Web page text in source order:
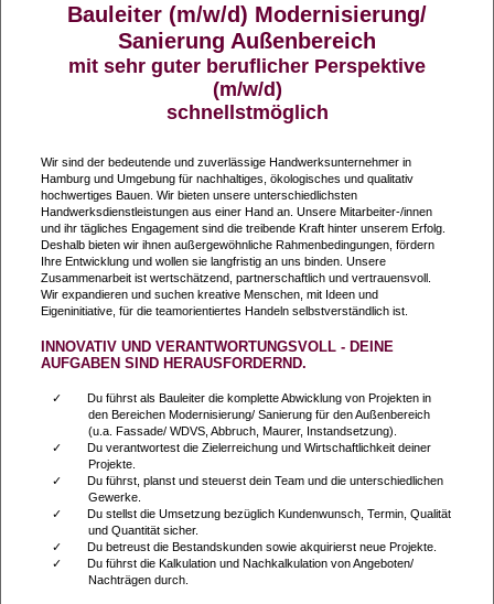
Bauleiter (m/w/d) Modernisierung/
Sanierung Außenbereich
mit sehr guter beruflicher Perspektive
(m/w/d)
schnellstmöglich
Wir sind der bedeutende und zuverlässige Handwerksunternehmer in
Hamburg und Umgebung für nachhaltiges, ökologisches und qualitativ
hochwertiges Bauen. Wir bieten unsere unterschiedlichsten
Handwerksdienstleistungen aus einer Hand an. Unsere Mitarbeiter-/innen
und ihr tägliches Engagement sind die treibende Kraft hinter unserem Erfolg.
Deshalb bieten wir ihnen außergewöhnliche Rahmenbedingungen, fördern
Ihre Entwicklung und wollen sie langfristig an uns binden. Unsere
Zusammenarbeit ist wertschätzend, partnerschaftlich und vertrauensvoll.
Wir expandieren und suchen kreative Menschen, mit Ideen und
Eigeninitiative, für die teamorientiertes Handeln selbstverständlich ist.
INNOVATIV UND VERANTWORTUNGSVOLL - DEINE
AUFGABEN SIND HERAUSFORDERND.
Du führst als Bauleiter die komplette Abwicklung von Projekten in
den Bereichen Modernisierung/ Sanierung für den Außenbereich
(u.a. Fassade/ WDVS, Abbruch, Maurer, Instandsetzung).
Du verantwortest die Zielerreichung und Wirtschaftlichkeit deiner
Projekte.
Du führst, planst und steuerst dein Team und die unterschiedlichen
Gewerke.
Du stellst die Umsetzung bezüglich Kundenwunsch, Termin, Qualität
und Quantität sicher.
Du betreust die Bestandskunden sowie akquirierst neue Projekte.
Du führst die Kalkulation und Nachkalkulation von Angeboten/
Nachträgen durch.